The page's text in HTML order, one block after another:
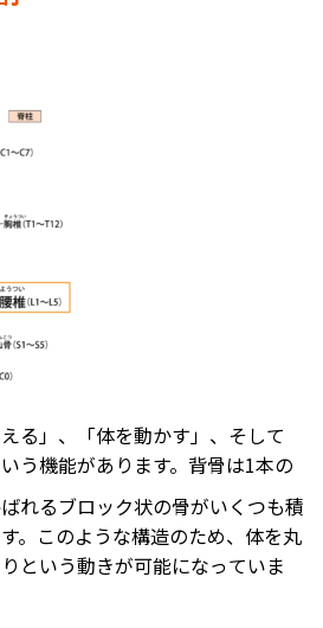
る」、「体を動かす」、そして
う機能があります。背骨は1本の
れるブロック状の骨がいくつも積
。このような構造のため、体を丸
という動きが可能になっていま